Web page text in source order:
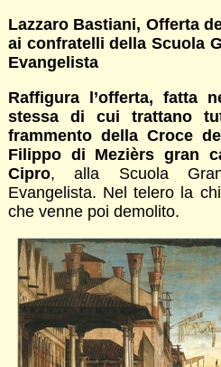
Lazzaro Bastiani, Offerta
ai confratelli della Scuola
Evangelista
Raffigura l’offerta, fatta
stessa di cui trattano
frammento della Croce
Filippo di Mezièrs gran
Cipro, alla Scuola
Evangelista. Nel telero la
che venne poi demolito.